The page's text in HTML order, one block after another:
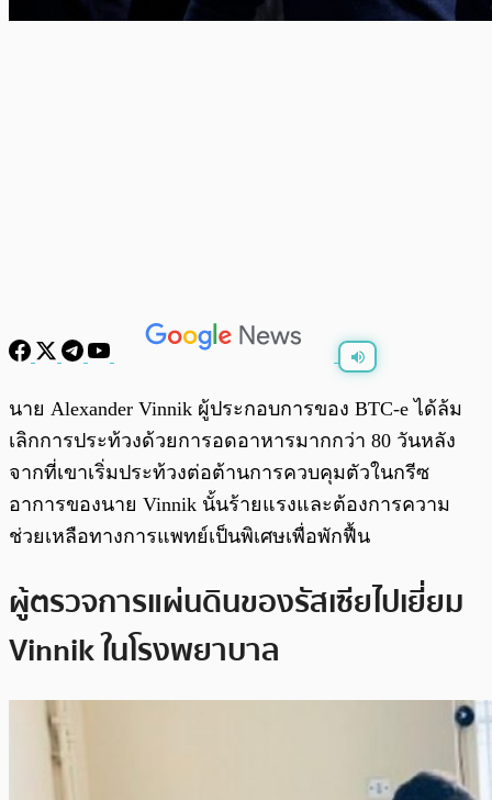
/0:00
นาย Alexander Vinnik ผู้ประกอบการของ BTC-e ได้ล้ม
เลิกการประท้วงด้วยการอดอาหารมากกว่า 80 วันหลัง
จากที่เขาเริ่มประท้วงต่อต้านการควบคุมตัวในกรีซ
อาการของนาย Vinnik นั้นร้ายแรงและต้องการความ
ช่วยเหลือทางการแพทย์เป็นพิเศษเพื่อพักฟื้น
ผู้ตรวจการแผ่นดินของรัสเซียไปเยี่ยม
Vinnik ในโรงพยาบาล